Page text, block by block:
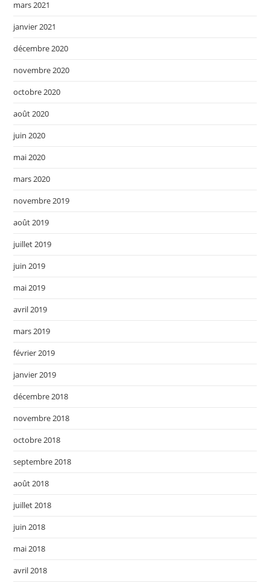
mars 2021
janvier 2021
décembre 2020
novembre 2020
octobre 2020
août 2020
juin 2020
mai 2020
mars 2020
novembre 2019
août 2019
juillet 2019
juin 2019
mai 2019
avril 2019
mars 2019
février 2019
janvier 2019
décembre 2018
novembre 2018
octobre 2018
septembre 2018
août 2018
juillet 2018
juin 2018
mai 2018
avril 2018